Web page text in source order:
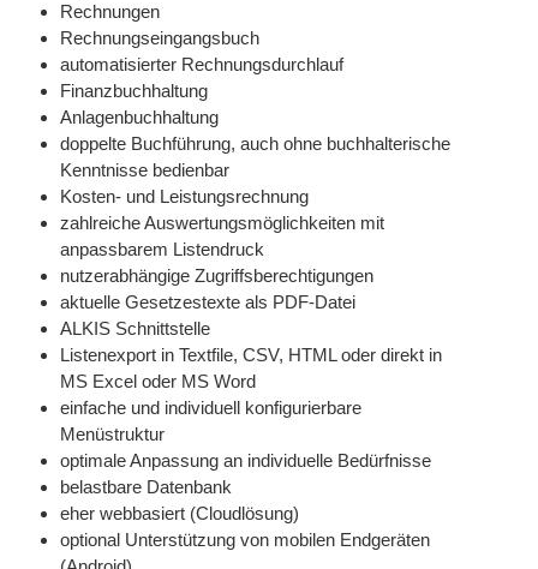
Rechnungen
Rechnungseingangsbuch
automatisierter Rechnungsdurchlauf
Finanzbuchhaltung
Anlagenbuchhaltung
doppelte Buchführung, auch ohne buchhalterische
Kenntnisse bedienbar
Kosten- und Leistungsrechnung
zahlreiche Auswertungsmöglichkeiten mit
anpassbarem Listendruck
nutzerabhängige Zugriffsberechtigungen
aktuelle Gesetzestexte als PDF-Datei
ALKIS Schnittstelle
Listenexport in Textfile, CSV, HTML oder direkt in
MS Excel oder MS Word
einfache und individuell konfigurierbare
Menüstruktur
optimale Anpassung an individuelle Bedürfnisse
belastbare Datenbank
eher webbasiert (Cloudlösung)
optional Unterstützung von mobilen Endgeräten